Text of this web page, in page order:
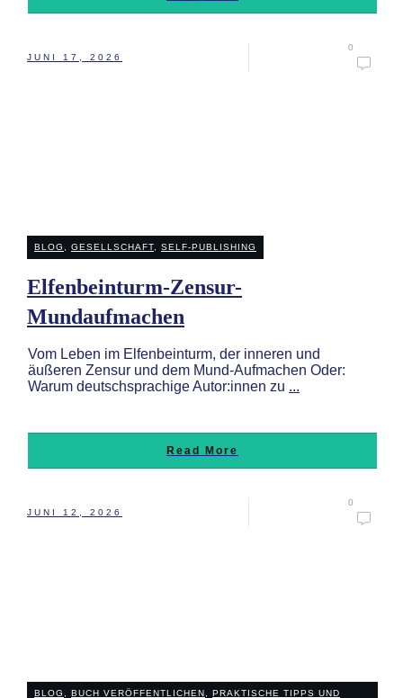
JUNI 17, 2026
0
BLOG GESELLSCHAFT SELF-PUBLISHING
Elfenbeinturm-Zensur-
Mundaufmachen
Vom Leben im Elfenbeinturm, der inneren und
äußeren Zensur und dem Mund-Aufmachen Oder:
Warum deutschsprachige Autor:innen zu ...
Read More
JUNI 12, 2026
0
BLOG BUCH VERÖFFENTLICHEN
PRAKTISCHE TIPPS UND